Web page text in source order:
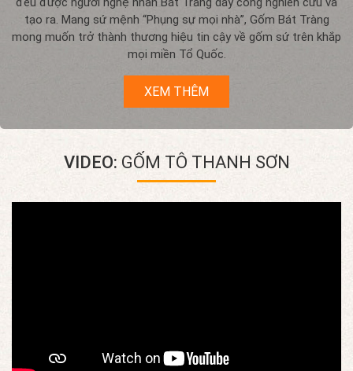
tạo ra. Mang sứ mệnh “Phụng sự mọi nhà”, Gốm Bát Tràng
mong muốn trở thành thương hiệu tin cậy về gốm sứ trên khắp
mọi miền Tổ Quốc.
XEM THÊM
VIDEO: GỐM TÔ THANH SƠN